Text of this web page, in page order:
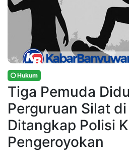
Hukum
Tiga Pemuda
Perguruan Silat
Ditangkap Polisi
Pengeroyokan